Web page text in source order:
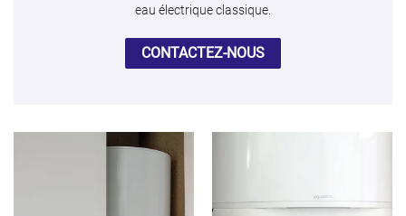
eau électrique classique.
CONTACTEZ-NOUS